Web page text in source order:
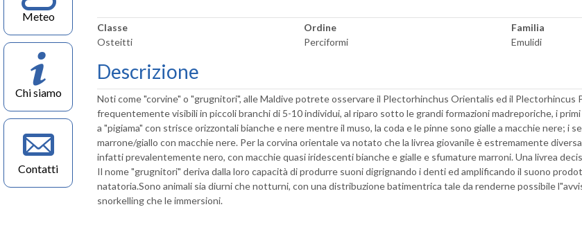
Meteo
Chi siamo
Contatti
Classe
Osteitti
Ordine
Perciformi
Familia
Emulidi
Descrizione
Noti come "corvine" o "grugnitori", alle Maldive potrete osservare il Plectorhinchus Orientalis ed il Plectorhincus
frequentemente visibili in piccoli branchi di 5-10 individui, al riparo sotto le grandi formazioni madreporiche, i
a "pigiama" con strisce orizzontali bianche e nere mentre il muso, la coda e le pinne sono gialle a macchie nere; i
marrone/giallo con macchie nere. Per la corvina orientale va notato che la livrea giovanile è estremamente
infatti prevalentemente nero, con macchie quasi iridescenti bianche e gialle e sfumature marroni. Una livrea
Il nome "grugnitori" deriva dalla loro capacità di produrre suoni digrignando i denti ed amplificando il suono
natatoria.Sono animali sia diurni che notturni, con una distribuzione batimentrica tale da renderne possibile
snorkelling che le immersioni.